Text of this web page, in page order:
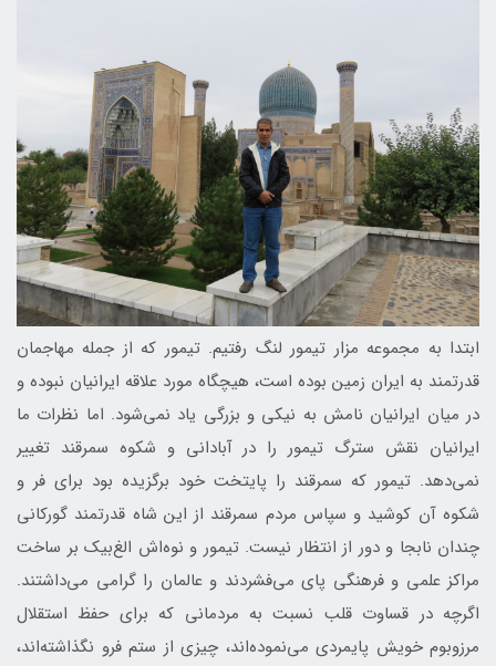
ابتدا به مجموعه مزار تیمور لنگ رفتیم. تیمور که از جمله مهاجمان
قدرتمند به ایران زمین بوده است، هیچگاه مورد علاقه ایرانیان نبوده و
در میان ایرانیان نامش به نیکی و بزرگی یاد نمی‌شود. اما نظرات ما
ایرانیان نقش سترگ تیمور را در آبادانی و شکوه سمرقند تغییر
نمی‌دهد. تیمور که سمرقند را پایتخت خود برگزیده بود برای فر و
شکوه آن کوشید و سپاس مردم سمرقند از این شاه قدرتمند گورکانی
چندان نابجا و دور از انتظار نیست. تیمور و نوه‌اش الغ‌بیک بر ساخت
مراکز علمی و فرهنگی پای می‌فشردند و عالمان را گرامی می‌داشتند.
اگرچه در قساوت قلب نسبت به مردمانی که برای حفظ استقلال
مرزوبوم خویش پایمردی می‌نموده‌اند، چیزی از ستم فرو نگذاشته‌اند،